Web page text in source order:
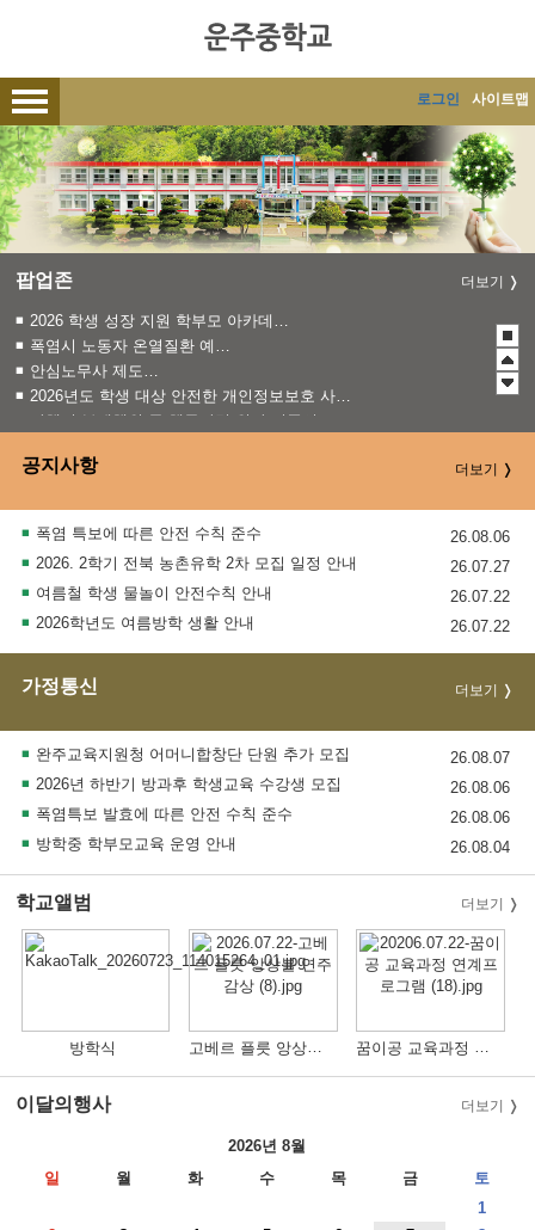
로그인 사이트맵
팝업존 더보기
청소년 도박예방 카드뉴스
관행적 부패행위 등 행동강령 위반 집중신고기간 운영
2026년도 학생 대상 안전한 개인정보보호 사례 공모전
안심노무사 제도 홍보
폭염시 노동자 온열질환 예방수칙
2026 학생 성장 지원 학부모 아카데미 운영
공지사항 더보기
폭염 특보에 따른 안전 수칙 준수
26.08.06
2026. 2학기 전북 농촌유학 2차 모집 일정 안내
26.07.27
여름철 학생 물놀이 안전수칙 안내
26.07.22
2026학년도 여름방학 생활 안내
26.07.22
가정통신 더보기
완주교육지원청 어머니합창단 단원 추가 모집
26.08.07
2026년 하반기 방과후 학생교육 수강생 모집
26.08.06
폭염특보 발효에 따른 안전 수칙 준수
26.08.06
방학중 학부모교육 운영 안내
26.08.04
학교앨범 더보기
방학식 고베르 플릇 앙상블 연주 감상 꿈이공 교육과정 연계프로그램
이달의행사 더보기
2026년 8월
일
월 화 수 목 금
토
1